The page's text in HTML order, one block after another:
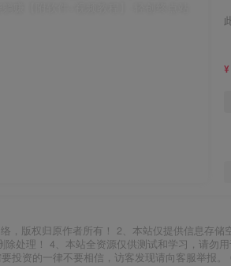
¥
，版权归原作者所有！ 2、本站仅提供信息存
除处理！ 4、本站全资源仅供测试和学习，请勿
投资的一律不要相信，访客发现请向客服举报